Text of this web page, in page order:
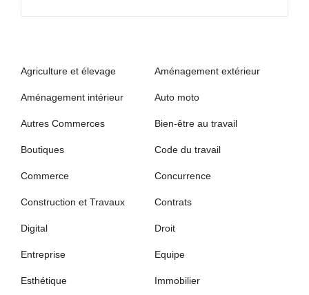
Agriculture et élevage Aménagement extérieur
Aménagement intérieur Auto moto
Autres Commerces Bien-être au travail
Boutiques Code du travail
Commerce Concurrence
Construction et Travaux Contrats
Digital Droit
Entreprise Equipe
Esthétique Immobilier